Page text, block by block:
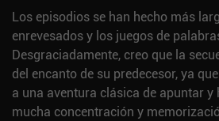
Los episodios se han hecho más
enrevesados y los juegos de
Desgraciadamente, creo que la
del encanto de su predecesor, ya
a una aventura clásica de apuntar y
mucha concentración y